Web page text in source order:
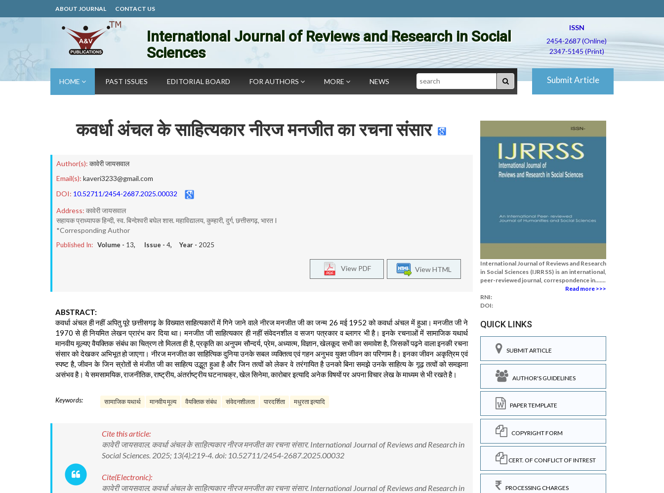
ABOUT JOURNAL CONTACT US
International Journal of Reviews and Research in Social
Sciences
ISSN
2454-2687 (Online)
2347-5145 (Print)
HOME PAST ISSUES EDITORIAL BOARD FOR AUTHORS MORE NEWS Search Submit Article
कवर्धा अंचल के साहित्यकार नीरज मनजीत का रचना संसार
Author(s): कावेरी जायसवाल
Email(s): kaveri3233@gmail.com
DOI: 10.52711/2454-2687.2025.00032
Address: कावेरी जायसवाल
सहायक प्राध्यापक हिन्दी, स्व. बिन्देश्वरी बघेल शास. महाविद्यालय, कुम्हारी, दुर्ग, छत्तीसगढ़, भारत I
*Corresponding Author
Published In: Volume - 13, Issue - 4, Year - 2025
View HTML
View PDF
ABSTRACT:
कवर्धा अंचल ही नहीं अपितु पूरे छत्तीसगढ़ के विख्यात साहित्यकारों में गिने जाने वाले नीरज मनजीत जी का जन्म 26 मई 1952 को कवर्धा अंचल में हुआ। मनजीत जी ने
1970 से ही नियमित लेखन प्रारंभ कर दिया था। मनजीत जी साहित्यकार ही नहीं संवेदनशील व सजग पत्रकार व ब्लागर भी है। इनके रचनाओं में सामाजिक यथार्थ
मानवीय मूल्यए वैयक्तिक संबंध का चित्रण तो मिलता ही है, प्रकृति का अनुपम सौन्दर्य, प्रेम, अध्यात्म, विज्ञान, खेलकूद सभी का समावेश है, जिसकों पढ़ने वाला इनकी रचना
संसार को देखकर अभिभूत हो जाएगा। नीरज मनजीत का साहित्यिक दुनिया उनके सबल व्यक्तित्व एवं गहन अनुभव युक्त जीवन का परिणाम है। इनका जीवन अकृत्रिम एवं
स्पष्ट है, जीवन के जिन स्रोतों से मंजीत जी का साहित्य उद्भूत हुआ है और जिन तत्वों को लेकर वे तरंगायित है उनको बिना समझे उनके साहित्य के गूढ़ तत्वों को समझना
असंभव है। ये समसामयिक, राजनीतिक, राष्ट्रीय, अंतर्राष्ट्रीय घटनाचक्र, खेल सिनेमा, कारोबार इत्यादि अनेक विषयों पर अपना विचार लेख के माध्यम से भी रखते है।
Keywords: सामाजिक यथार्थ मानवीय मूल्य वैयक्तिक संबंध संवेदनशीलता पारदर्शिता मधुरता इत्यादि
Cite this article:
कावेरी जायसवाल. कवर्धा अंचल के साहित्यकार नीरज मनजीत का रचना संसार. International Journal of Reviews and Research in
Social Sciences. 2025; 13(4):219-4. doi: 10.52711/2454-2687.2025.00032
Cite(Electronic):
कावेरी जायसवाल. कवर्धा अंचल के साहित्यकार नीरज मनजीत का रचना संसार. International Journal of Reviews and Research in
International Journal of Reviews and Research
in Social Sciences (IJRRSS) is an international,
peer-reviewed journal, correspondence in.......
Read more >>>
RNI:
DOI:
QUICK LINKS
SUBMIT ARTICLE
AUTHOR'S GUIDELINES
PAPER TEMPLATE
COPYRIGHT FORM
CERT. OF CONFLICT OF INTREST
PROCESSING CHARGES